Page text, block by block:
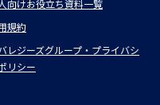
向けお役立ち資料一覧
規約
レジーズグループ・プライバシ
リシー